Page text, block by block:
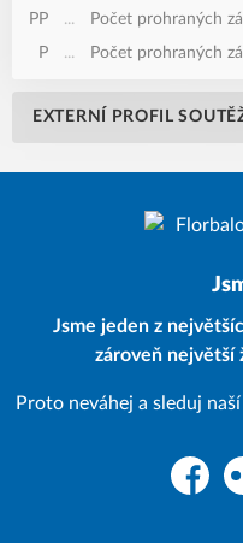
PP
...
Počet prohraných
P
... Počet prohraných
EXTERNÍ PROFIL
Jsme jeden z
zároveň největší
Proto neváhej a sleduj
Facebook